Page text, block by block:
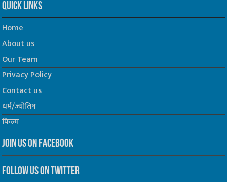
Quick Links
Home
About us
Our Team
Privacy Policy
Contact us
धर्म/ज्योतिष
फिल्म
Join us on Facebook
Follow us on Twitter